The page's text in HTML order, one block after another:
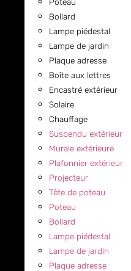
Bollard
Lampe piédestal
Lampe de jardin
Plaque adresse
Boîte aux lettres
Encastré extérieur
Solaire
Chauffage
Suspendu extérieur
Murale extérieure
Plafonnier extérieur
Projecteur
Tête de poteau
Poteau
Bollard
Lampe piédestal
Lampe de jardin
Plaque adresse